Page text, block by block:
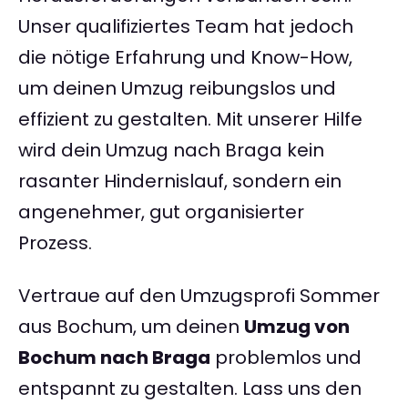
Unser qualifiziertes Team hat jedoch
die nötige Erfahrung und Know-How,
um deinen Umzug reibungslos und
effizient zu gestalten. Mit unserer Hilfe
wird dein Umzug nach Braga kein
rasanter Hindernislauf, sondern ein
angenehmer, gut organisierter
Prozess.
Vertraue auf den Umzugsprofi Sommer
aus Bochum, um deinen Umzug von
Bochum nach Braga problemlos und
entspannt zu gestalten. Lass uns den